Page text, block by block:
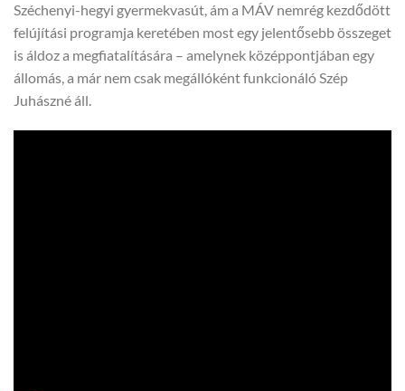
Széchenyi-hegyi gyermekvasút, ám a MÁV nemrég kezdődött
felújítási programja keretében most egy jelentősebb összeget
is áldoz a megfiatalítására – amelynek középpontjában egy
állomás, a már nem csak megállóként funkcionáló Szép
Juhászné áll.